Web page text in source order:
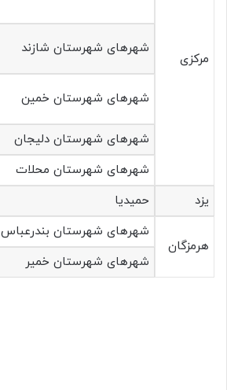
مرکزی
شهرهای شهرستان‌ شازند
شهرهای شهرستان‌ خمین
شهرهای شهرستان‌ دلیجان
شهرهای شهرستان محلات
یزد
حمیدیا
هرمزگان
شهرهای شهرستان بندرعباس
شهرهای شهرستان‌ خمیر